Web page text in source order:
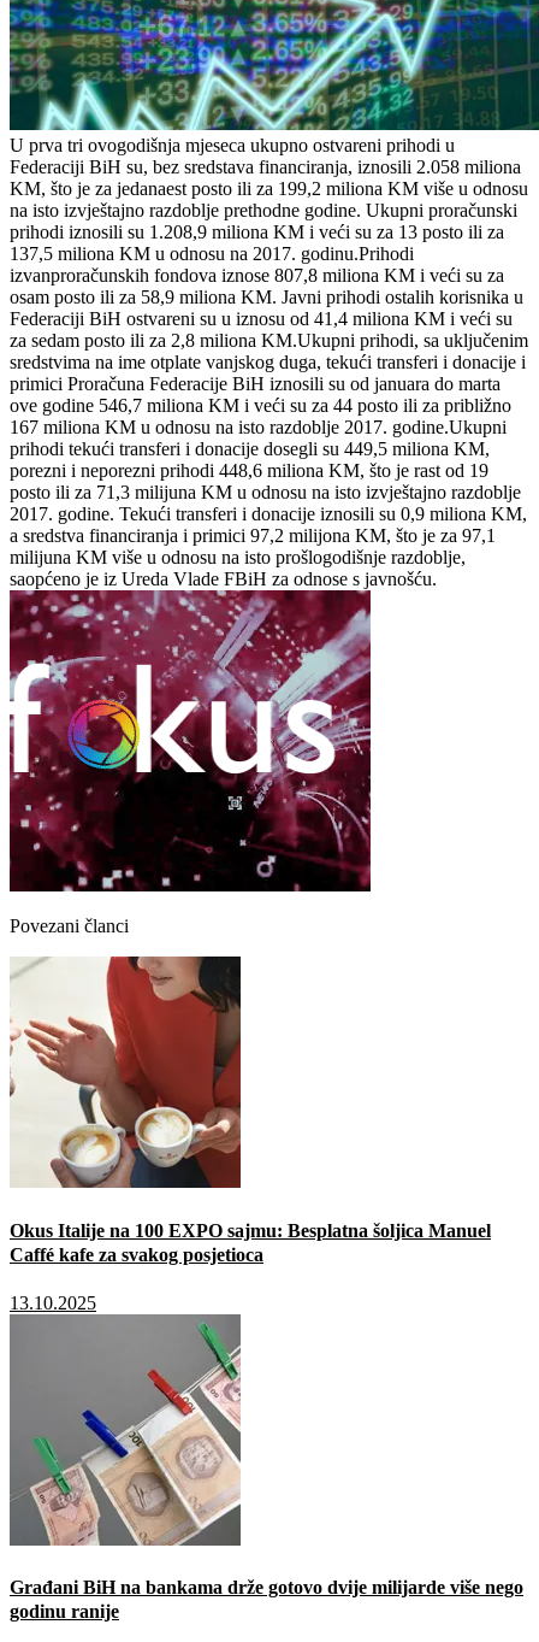
U prva tri ovogodišnja mjeseca ukupno ostvareni prihodi u
Federaciji BiH su, bez sredstava financiranja, iznosili 2.058 miliona
KM, što je za jedanaest posto ili za 199,2 miliona KM više u odnosu
na isto izvještajno razdoblje prethodne godine. Ukupni proračunski
prihodi iznosili su 1.208,9 miliona KM i veći su za 13 posto ili za
137,5 miliona KM u odnosu na 2017. godinu.Prihodi
izvanproračunskih fondova iznose 807,8 miliona KM i veći su za
osam posto ili za 58,9 miliona KM. Javni prihodi ostalih korisnika u
Federaciji BiH ostvareni su u iznosu od 41,4 miliona KM i veći su
za sedam posto ili za 2,8 miliona KM.Ukupni prihodi, sa uključenim
sredstvima na ime otplate vanjskog duga, tekući transferi i donacije i
primici Proračuna Federacije BiH iznosili su od januara do marta
ove godine 546,7 miliona KM i veći su za 44 posto ili za približno
167 miliona KM u odnosu na isto razdoblje 2017. godine.Ukupni
prihodi tekući transferi i donacije dosegli su 449,5 miliona KM,
porezni i neporezni prihodi 448,6 miliona KM, što je rast od 19
posto ili za 71,3 milijuna KM u odnosu na isto izvještajno razdoblje
2017. godine. Tekući transferi i donacije iznosili su 0,9 miliona KM,
a sredstva financiranja i primici 97,2 milijona KM, što je za 97,1
milijuna KM više u odnosu na isto prošlogodišnje razdoblje,
saopćeno je iz Ureda Vlade FBiH za odnose s javnošću.
Povezani članci
Okus Italije na 100 EXPO sajmu: Besplatna šoljica Manuel
Caffé kafe za svakog posjetioca
13.10.2025
Građani BiH na bankama drže gotovo dvije milijarde više nego
godinu ranije